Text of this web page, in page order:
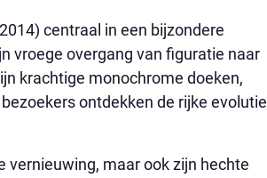
centraal in een bijzondere
vroege overgang van figuratie naar
krachtige monochrome doeken,
ontdekken de rijke evolutie
vernieuwing, maar ook zijn hechte